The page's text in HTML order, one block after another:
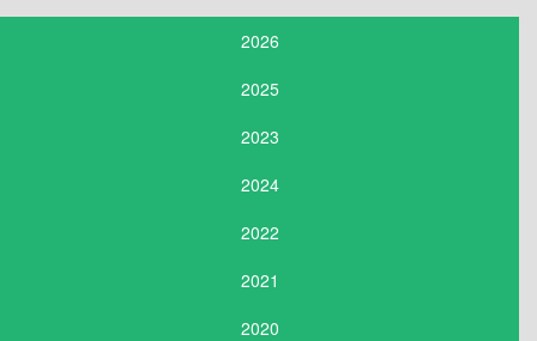
2026
2025
2023
2024
2022
2021
2020